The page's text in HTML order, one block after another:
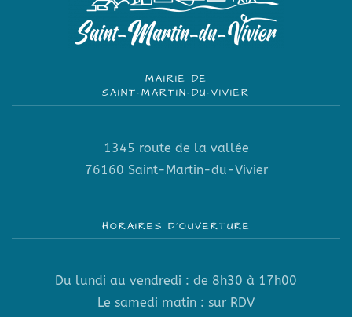
MAIRIE DE
SAINT-MARTIN-DU-VIVIER
1345 route de la vallée
76160 Saint-Martin-du-Vivier
HORAIRES D’OUVERTURE
Du lundi au vendredi : de 8h30 à 17h00
Le samedi matin : sur RDV